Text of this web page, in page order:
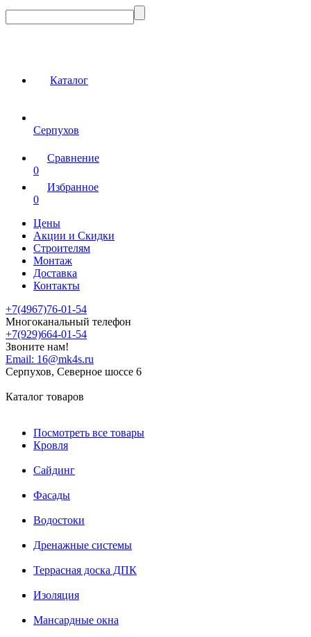
Каталог
Серпухов
Сравнение
0
Избранное
0
Цены
Акции и Скидки
Строителям
Монтаж
Доставка
Контакты
+7(4967)76-01-54
Многоканальный телефон
+7(929)664-01-54
Звоните нам!
Email: 16@mk4s.ru
Серпухов, Северное шоссе 6
Каталог товаров
Посмотреть все товары
Кровля
Сайдинг
Фасады
Водостоки
Дренажные системы
Террасная доска ДПК
Изоляция
Мансардные окна